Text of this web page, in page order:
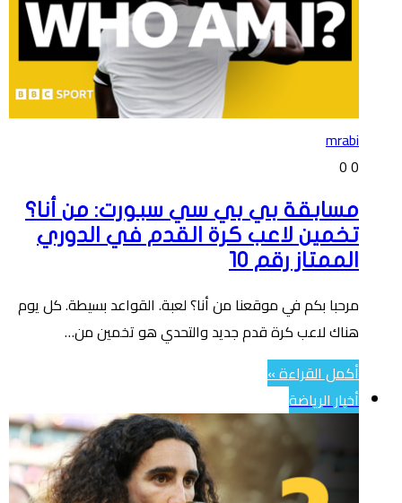
mrabi
0
مسابقة بي بي سي سبورت: من أنا؟
تخمين لاعب كرة القدم في الدوري
الممتاز رقم 10
مرحبا بكم في موقعنا من أنا؟ لعبة. القواعد بسيطة. كل يوم
هناك لاعب كرة قدم جديد والتحدي هو تخمين من…
أكمل القراءة »
أخبار الرياضة